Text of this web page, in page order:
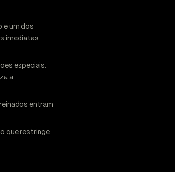
e um dos
imediatas
especiais.
a
entram
que restringe